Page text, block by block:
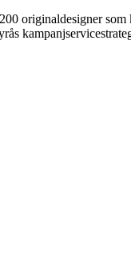
som